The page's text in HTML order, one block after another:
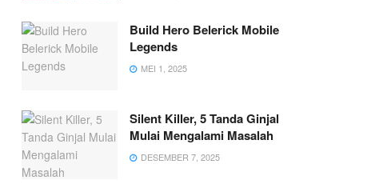
Build Hero Belerick Mobile
Legends
MEI 1, 2025
Silent Killer, 5 Tanda Ginjal
Mulai Mengalami Masalah
DESEMBER 7, 2025